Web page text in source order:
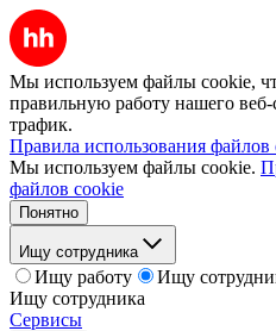
Мы используем файлы cookie,
правильную работу нашего веб-
трафик.
Правила использования файлов
Мы используем файлы cookie.
файлов cookie
Понятно
Ищу сотрудника
Ищу работу
Ищу
Ищу сотрудника
Сервисы